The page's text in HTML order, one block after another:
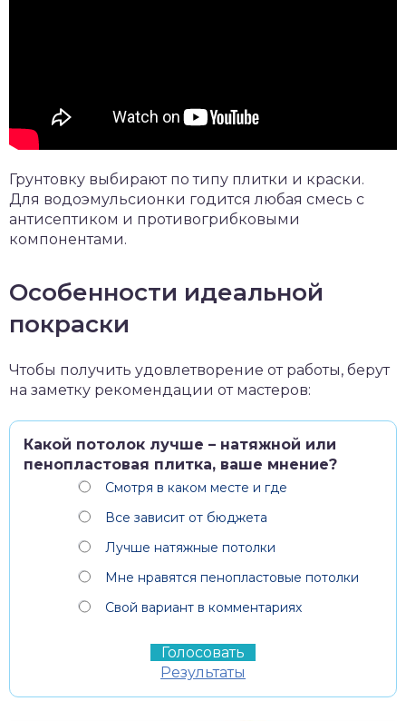
Грунтовку выбирают по типу плитки и краски.
Для водоэмульсионки годится любая смесь с
антисептиком и противогрибковыми
компонентами.
Особенности идеальной
покраски
Чтобы получить удовлетворение от работы, берут
на заметку рекомендации от мастеров:
Какой потолок лучше – натяжной или
пенопластовая плитка, ваше мнение?
Смотря в каком месте и где
Все зависит от бюджета
Лучше натяжные потолки
Мне нравятся пенопластовые потолки
Свой вариант в комментариях
Результаты